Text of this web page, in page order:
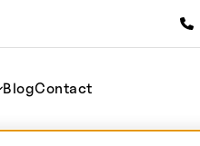
BlogContact